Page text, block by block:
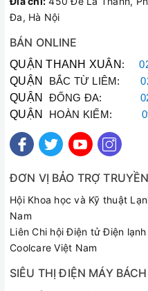
Đa, Hà Nội
BÁN ONLINE
QUẬN THANH XUÂN :
QUẬN BẮC TỪ LIÊM:
QUẬN ĐỐNG ĐA:
QUẬN HOÀN KIẾM:
ĐƠN VỊ BẢO TRỢ
Hội Khoa học và Kỹ thuật
Nam
Liên Chi hội Điện tử Điện
Coolcare Việt Nam
SIÊU THỊ ĐIỆN MÁY